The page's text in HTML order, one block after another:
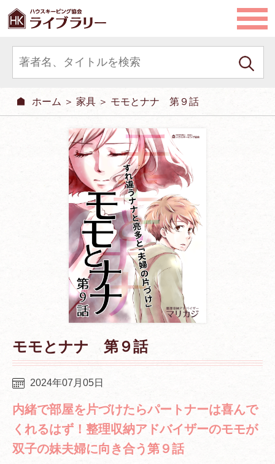
ホーム ＞ 家具 ＞ モモとナナ 第９話
モモとナナ 第９話
2024年07月05日
内緒で部屋を片づけたらパートナーは喜んで
くれるはず！整理収納アドバイザーのモモが
双子の妹夫婦に向き合う第９話